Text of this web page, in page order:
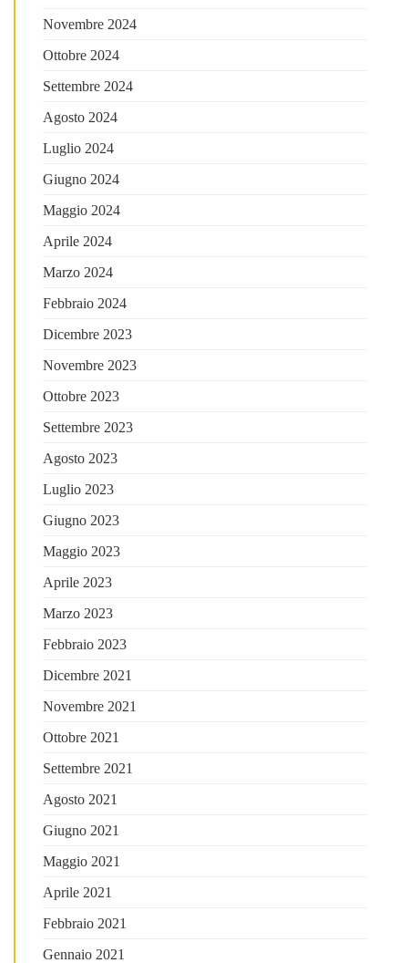
Novembre 2024
Ottobre 2024
Settembre 2024
Agosto 2024
Luglio 2024
Giugno 2024
Maggio 2024
Aprile 2024
Marzo 2024
Febbraio 2024
Dicembre 2023
Novembre 2023
Ottobre 2023
Settembre 2023
Agosto 2023
Luglio 2023
Giugno 2023
Maggio 2023
Aprile 2023
Marzo 2023
Febbraio 2023
Dicembre 2021
Novembre 2021
Ottobre 2021
Settembre 2021
Agosto 2021
Giugno 2021
Maggio 2021
Aprile 2021
Febbraio 2021
Gennaio 2021